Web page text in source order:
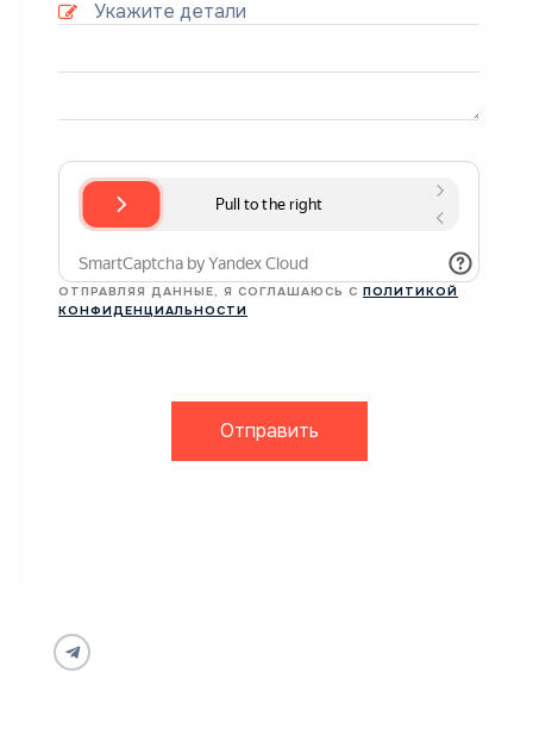
ОТПРАВЛЯЯ ДАННЫЕ, Я СОГЛАШАЮСЬ С ПОЛИТИКОЙ
КОНФИДЕНЦИАЛЬНОСТИ
Отправить